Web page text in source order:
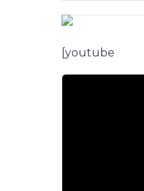
[youtube